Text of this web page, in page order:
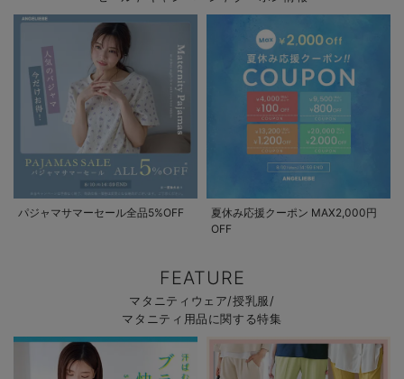
パジャマサマーセール全品5%OFF
夏休み応援クーポン MAX2,000円
OFF
FEATURE
マタニティウェア/授乳服/
マタニティ用品に関する特集